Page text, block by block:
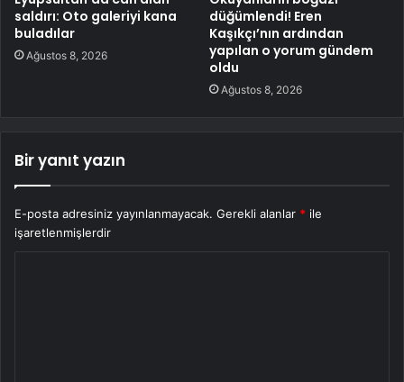
saldırı: Oto galeriyi kana
buladılar
Ağustos 8, 2026
düğümlendi! Eren
Kaşıkçı’nın ardından
yapılan o yorum gündem
oldu
Ağustos 8, 2026
Bir yanıt yazın
E-posta adresiniz yayınlanmayacak. Gerekli alanlar * ile
işaretlenmişlerdir